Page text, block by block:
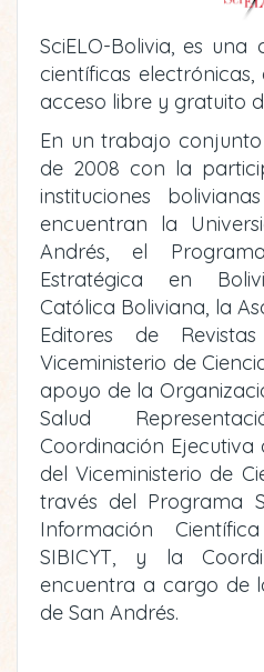
SciELO-Bolivia, es una
científicas
acceso libre y gratuito
En un trabajo
de 2008 con la
instituciones
encuentran la
Andrés, el
Estratégica en
Católica Boliviana, la
Editores de
Viceministerio de
apoyo de la
Salud
Coordinación
del Viceministerio de
través del Programa
Información
SIBICYT, y la
encuentra a cargo de
de San Andrés.